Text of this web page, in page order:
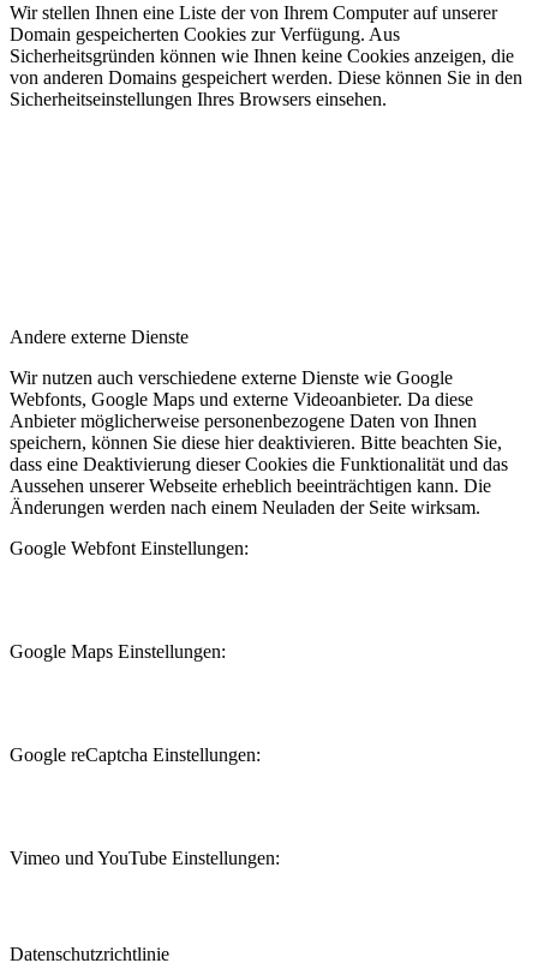
Wir stellen Ihnen eine Liste der von Ihrem Computer auf unserer
Domain gespeicherten Cookies zur Verfügung. Aus
Sicherheitsgründen können wie Ihnen keine Cookies anzeigen, die
von anderen Domains gespeichert werden. Diese können Sie in den
Sicherheitseinstellungen Ihres Browsers einsehen.
Andere externe Dienste
Wir nutzen auch verschiedene externe Dienste wie Google
Webfonts, Google Maps und externe Videoanbieter. Da diese
Anbieter möglicherweise personenbezogene Daten von Ihnen
speichern, können Sie diese hier deaktivieren. Bitte beachten Sie,
dass eine Deaktivierung dieser Cookies die Funktionalität und das
Aussehen unserer Webseite erheblich beeinträchtigen kann. Die
Änderungen werden nach einem Neuladen der Seite wirksam.
Google Webfont Einstellungen:
Google Maps Einstellungen:
Google reCaptcha Einstellungen:
Vimeo und YouTube Einstellungen:
Datenschutzrichtlinie